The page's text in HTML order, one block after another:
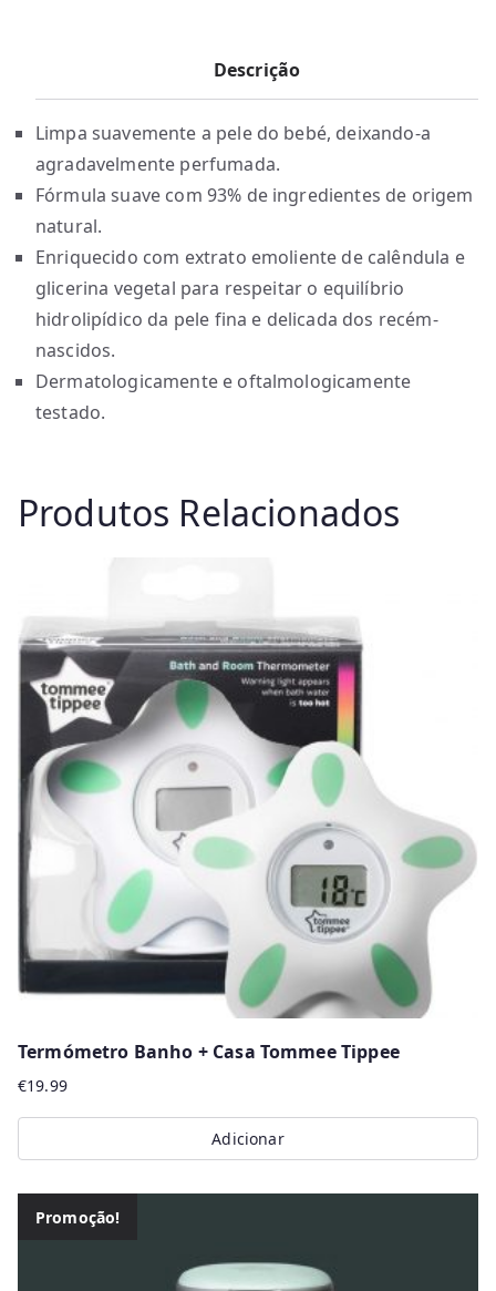
Descrição
Limpa suavemente a pele do bebé, deixando-a
agradavelmente perfumada.
Fórmula suave com 93% de ingredientes de origem
natural.
Enriquecido com extrato emoliente de calêndula e
glicerina vegetal para respeitar o equilíbrio
hidrolipídico da pele fina e delicada dos recém-
nascidos.
Dermatologicamente e oftalmologicamente
testado.
Produtos Relacionados
Termómetro Banho + Casa Tommee Tippee
€19.99
Adicionar
Promoção!